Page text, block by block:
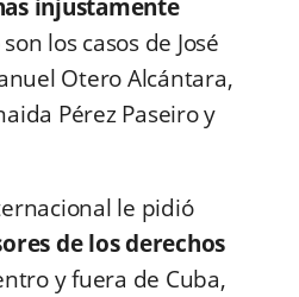
injustamente
los casos de José
Otero Alcántara,
Pérez Paseiro y
le pidió
de los derechos
y fuera de Cuba,